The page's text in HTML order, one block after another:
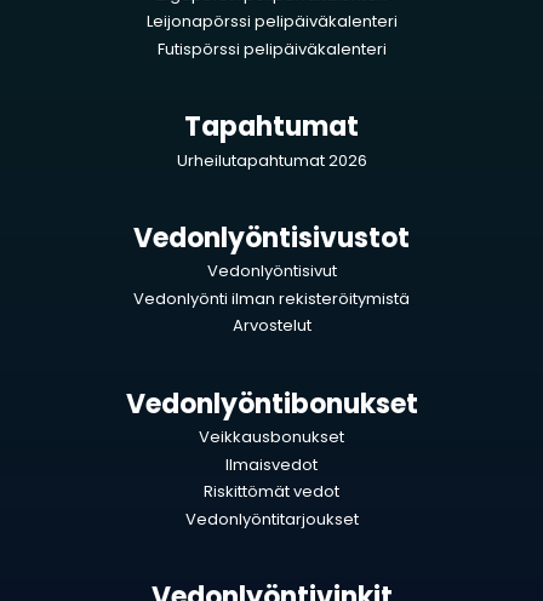
Leijonapörssi pelipäiväkalenteri
Futispörssi pelipäiväkalenteri
Tapahtumat
Urheilutapahtumat 2026
Vedonlyöntisivustot
Vedonlyöntisivut
Vedonlyönti ilman rekisteröitymistä
Arvostelut
Vedonlyöntibonukset
Veikkausbonukset
Ilmaisvedot
Riskittömät vedot
Vedonlyöntitarjoukset